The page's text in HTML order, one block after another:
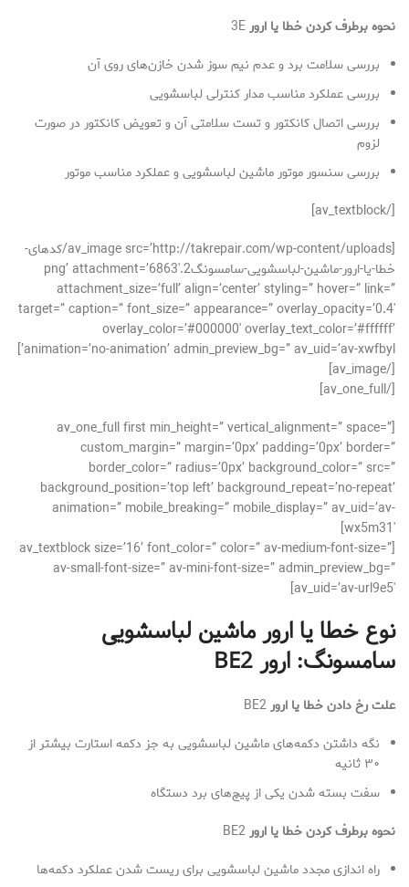
نحوه برطرف کردن خطا یا ارور3E
بررسی سلامت برد و عدم نیم سوز شدن خازن‌های روی آن
بررسی عملکرد مناسب مدار کنترلی لباسشویی
بررسی اتصال کانکتور و تست سلامتی آن و تعویض کانکتور در صورت
لزوم
بررسی سنسور موتور ماشین لباسشویی و عملکرد مناسب موتور
[/av_textblock]
[av_image src=’http://takrepair.com/wp-content/uploads/کدهای-
خطا-یا-ارور-ماشین-لباسشویی-سامسونگ2.png’ attachment=’6863′
attachment_size=’full’ align=’center’ styling=” hover=” link=”
target=” caption=” font_size=” appearance=” overlay_opacity=’0.4′
overlay_color=’#000000′ overlay_text_color=’#ffffff’
animation=’no-animation’ admin_preview_bg=” av_uid=’av-xwfbyl’]
[/av_image]
[/av_one_full]
[av_one_full first min_height=” vertical_alignment=” space=”
custom_margin=” margin=’0px’ padding=’0px’ border=”
border_color=” radius=’0px’ background_color=” src=”
background_position=’top left’ background_repeat=’no-repeat’
animation=” mobile_breaking=” mobile_display=” av_uid=’av-
wx5m31′]
[av_textblock size=’16’ font_color=” color=” av-medium-font-size=”
av-small-font-size=” av-mini-font-size=” admin_preview_bg=”
av_uid=’av-url9e5′]
نوع خطا یا ارور ماشین لباسشویی
سامسونگ: ارورBE2
علت رخ دادن خطا یا ارورBE2
نگه داشتن دکمه‌های ماشین لباسشویی به جز دکمه استارت بیشتر از
۳۰ ثانیه
سفت بسته شدن یکی از پیچ‌های برد دستگاه
نحوه برطرف کردن خطا یا ارورBE2
راه اندازی مجدد ماشین لباسشویی برای ریست شدن عملکرد دکمه‌ها